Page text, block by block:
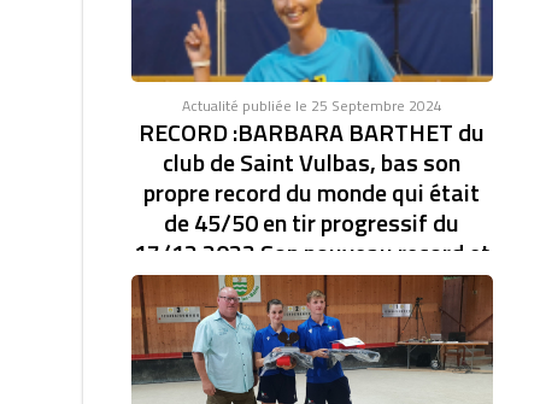
Actualité publiée le 25 Septembre 2024
RECORD :BARBARA BARTHET du
club de Saint Vulbas, bas son
propre record du monde qui était
de 45/50 en tir progressif du
17/12 2023 Son nouveau record et
de 46/47.établi à la coupe d'Europe
des clubs féminin.
RECORD DU MONDE EN TIR PROGRESSIF AVEC
46/47. BARBARA BARTHET du club de Saint Vulbas,
bas son...